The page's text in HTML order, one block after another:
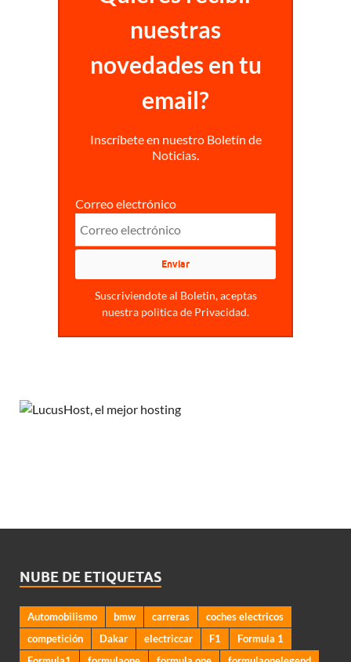
nuestras
novedades en tu
email?
Inscríbete en nuestro Boletín de
Noticias.
Correo electrónico
Suscriviendote al Boletin, aceptas
nuestra politica de Privacidad.
NUBE DE ETIQUETAS
Automobilismo bmw carreras
coches electricos
competición
Dakar electriccar F1
Formula 1